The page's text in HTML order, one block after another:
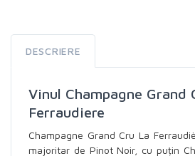
DESCRIERE
Vinul Champagne Grand
Ferraudiere
Champagne Grand Cru La
majoritar de Pinot Noir, cu puțin